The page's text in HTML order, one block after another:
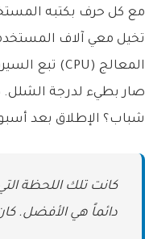
تخيل معي آلاف
صار بطيء لدرجة الشلل.
شباب؟ الإطلاق بعد
دائماً هي الأفضل.